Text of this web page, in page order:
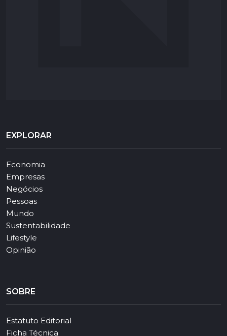
EXPLORAR
Economia
Empresas
Negócios
Pessoas
Mundo
Sustentabilidade
Lifestyle
Opinião
SOBRE
Estatuto Editorial
Ficha Técnica